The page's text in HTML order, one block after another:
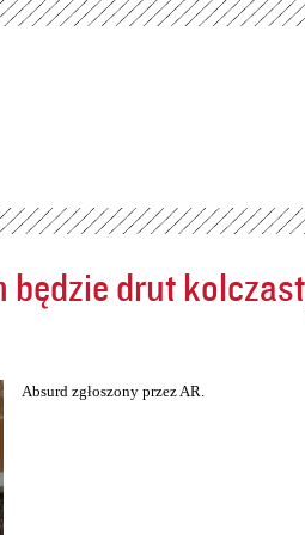
będzie drut
Absurd zgłoszony przez AR.